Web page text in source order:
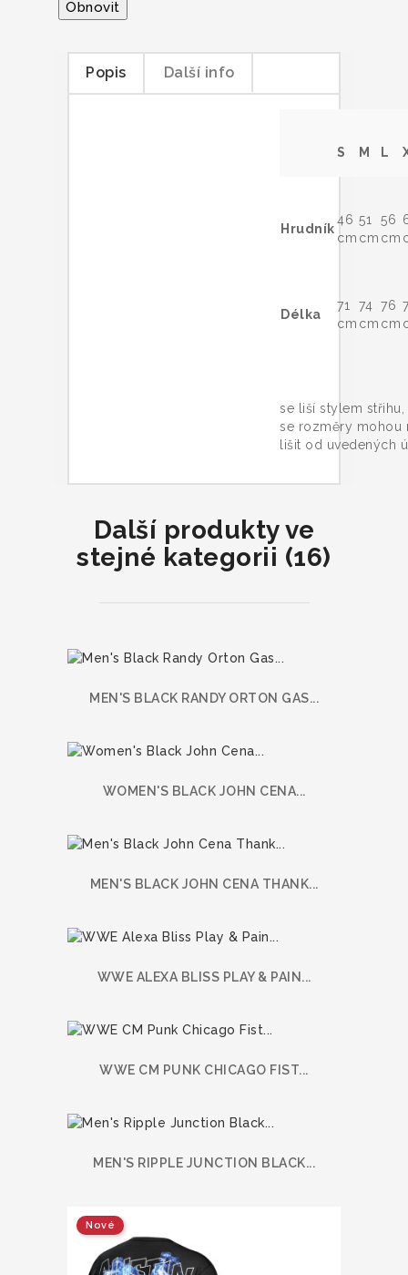
Popis Další info
S M L
Hrudník
46
cm
51
cm
56
cm
Délka
71
cm
74
cm
76
cm
se liší stylem
se rozměry mohou
lišit od uvedených
Další produkty ve
stejné kategorii (16)
MEN'S BLACK RANDY ORTON GAS...
WOMEN'S BLACK JOHN CENA...
MEN'S BLACK JOHN CENA THANK...
WWE ALEXA BLISS PLAY & PAIN...
WWE CM PUNK CHICAGO FIST...
MEN'S RIPPLE JUNCTION BLACK...
Nové